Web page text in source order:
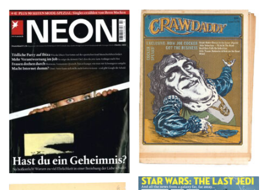
NEON – OKTOBER
2008
Crawdaddy – June/11/72